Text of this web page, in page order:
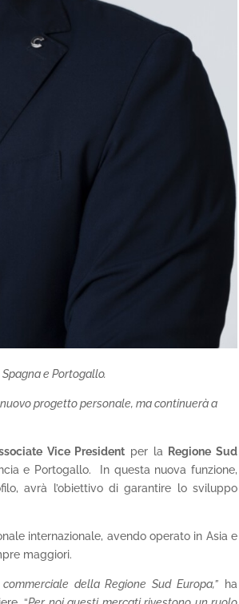
Spagna e Portogallo.
progetto personale, ma continuerà a
Vice President per la Regione Sud
e Portogallo. In questa nuova funzione,
avrà l’obiettivo di garantire lo sviluppo
internazionale, avendo operato in Asia e
maggiori.
della Regione Sud Europa,” ha